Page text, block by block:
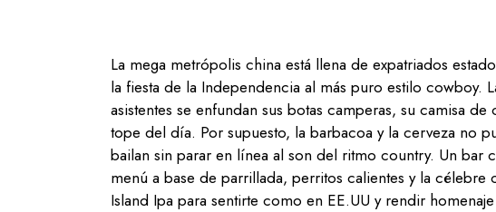
La mega metrópolis china está llena de expatriados
la fiesta de la Independencia al más puro estilo cowboy.
asistentes se enfundan sus botas camperas, su camisa
tope del día. Por supuesto, la barbacoa y la cerveza no
bailan sin parar en línea al son del ritmo country. Un
menú a base de parrillada, perritos calientes y la
Island Ipa para sentirte como en EE.UU y rendir